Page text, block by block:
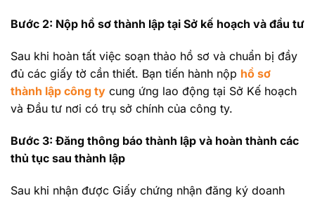
Bước 2: Nộp hồ sơ thành lập tại Sở kế hoạch và đầu tư
Sau khi hoàn tất việc soạn thảo hồ sơ và chuẩn bị đầy
đủ các giấy tờ cần thiết. Bạn tiến hành nộp hồ sơ
thành lập công ty cung ứng lao động tại Sở Kế hoạch
và Đầu tư nơi có trụ sở chính của công ty.
Bước 3: Đăng thông báo thành lập và hoàn thành các
thủ tục sau thành lập
Sau khi nhận được Giấy chứng nhận đăng ký doanh